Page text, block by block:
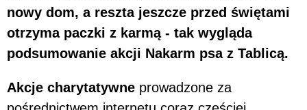
nowy dom, a reszta jeszcze przed świętami
otrzyma paczki z karmą - tak wygląda
podsumowanie akcji Nakarm psa z Tablicą.
Akcje charytatywne prowadzone za